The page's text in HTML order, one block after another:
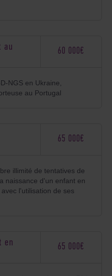
au
NGS en Ukraine,
au Portugal
60 000€
illimité de tentatives de
naissance d'un enfant en
l'utilisation de ses
65 000€
en
65 000€